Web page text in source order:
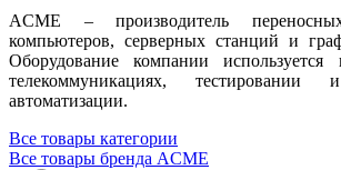
ACME – производитель
компьютеров, серверных станций и
Оборудование компании
телекоммуникациях,
автоматизации.
Все товары категории
Все товары бренда ACME